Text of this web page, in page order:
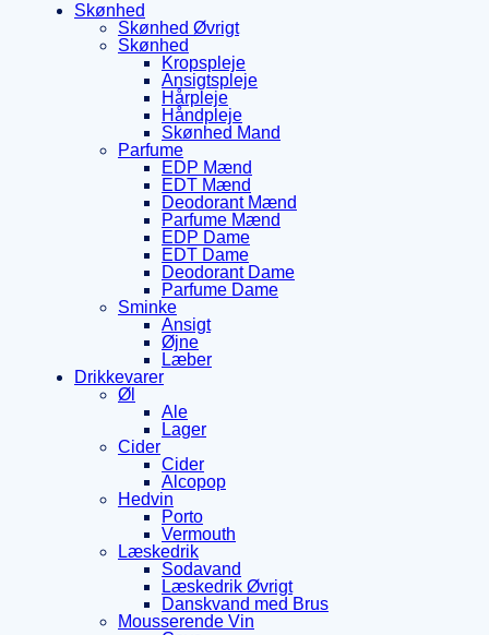
Skønhed
Skønhed Øvrigt
Skønhed
Kropspleje
Ansigtspleje
Hårpleje
Håndpleje
Skønhed Mand
Parfume
EDP Mænd
EDT Mænd
Deodorant Mænd
Parfume Mænd
EDP Dame
EDT Dame
Deodorant Dame
Parfume Dame
Sminke
Ansigt
Øjne
Læber
Drikkevarer
Øl
Ale
Lager
Cider
Cider
Alcopop
Hedvin
Porto
Vermouth
Læskedrik
Sodavand
Læskedrik Øvrigt
Danskvand med Brus
Mousserende Vin